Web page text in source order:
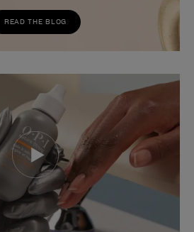
READ THE BLOG